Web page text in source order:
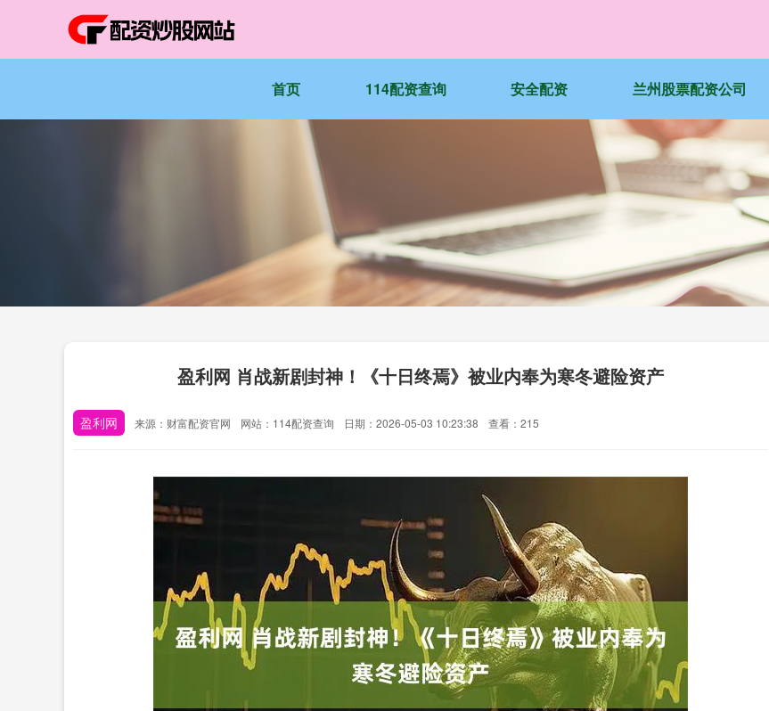
首页 114配资查询 安全配资 兰州股票配资公司
盈利网 肖战新剧封神！《十日终焉》被业内奉为寒冬避险资产
盈利网 来源：财富配资官网 网站：114配资查询 日期：2026-05-03 10:23:38 查看：215